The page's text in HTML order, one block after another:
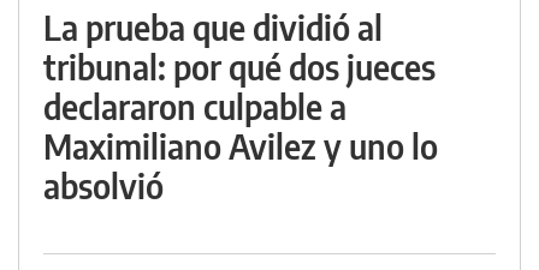
La prueba que dividió al
tribunal: por qué dos jueces
declararon culpable a
Maximiliano Avilez y uno lo
absolvió